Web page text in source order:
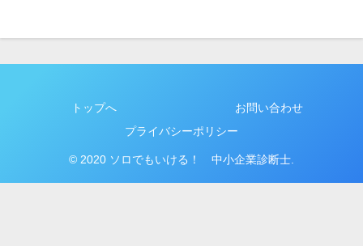
トップへ
お問い合わせ
プライバシーポリシー
© 2020 ソロでもいける！ 中小企業診断士.